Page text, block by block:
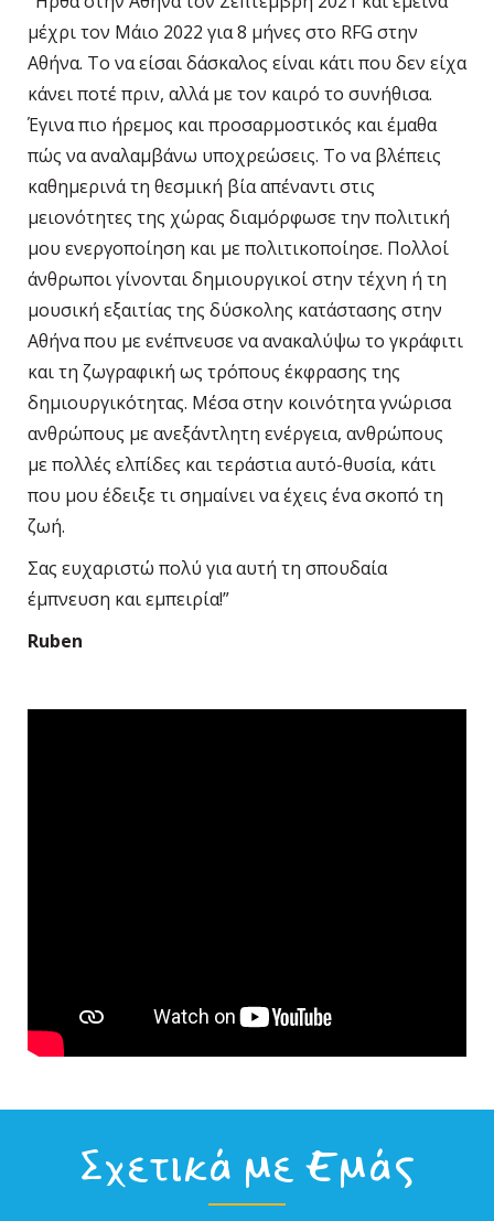
μέχρι τον Μάιο 2022 για 8 μήνες στο RFG στην
Αθήνα. Το να είσαι δάσκαλος είναι κάτι που δεν είχα
κάνει ποτέ πριν, αλλά με τον καιρό το συνήθισα.
Έγινα πιο ήρεμος και προσαρμοστικός και έμαθα
πώς να αναλαμβάνω υποχρεώσεις. Το να βλέπεις
καθημερινά τη θεσμική βία απέναντι στις
μειονότητες της χώρας διαμόρφωσε την πολιτική
μου ενεργοποίηση και με πολιτικοποίησε. Πολλοί
άνθρωποι γίνονται δημιουργικοί στην τέχνη ή τη
μουσική εξαιτίας της δύσκολης κατάστασης στην
Αθήνα που με ενέπνευσε να ανακαλύψω το γκράφιτι
και τη ζωγραφική ως τρόπους έκφρασης της
δημιουργικότητας. Μέσα στην κοινότητα γνώρισα
ανθρώπους με ανεξάντλητη ενέργεια, ανθρώπους
με πολλές ελπίδες και τεράστια αυτό-θυσία, κάτι
που μου έδειξε τι σημαίνει να έχεις ένα σκοπό τη
ζωή.
Σας ευχαριστώ πολύ για αυτή τη σπουδαία
έμπνευση και εμπειρία!”
Ruben
Σχετικά με Εμάς